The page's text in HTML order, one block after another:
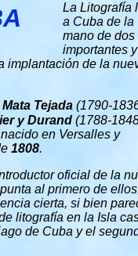
La Litografía
a Cuba de la
mano de dos
importantes y
implantación de la
Tejada (1790-
y Durand (1788-
en Versalles y
1808.
oficial de la
al primero de
cierta, si bien
litografía en la Isla
de Cuba y el